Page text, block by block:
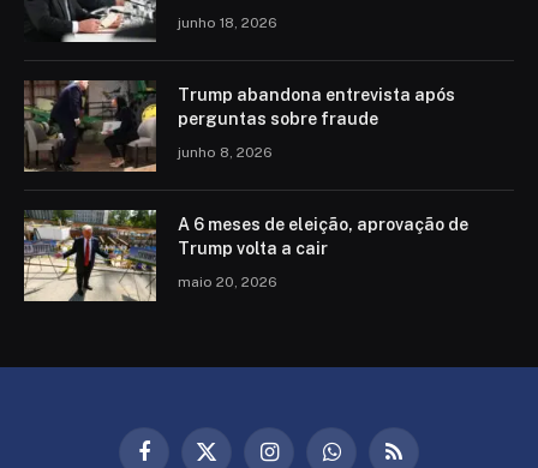
junho 18, 2026
Trump abandona entrevista após
perguntas sobre fraude
junho 8, 2026
A 6 meses de eleição, aprovação de
Trump volta a cair
maio 20, 2026
Facebook
X InstagramWhatsAppRSS